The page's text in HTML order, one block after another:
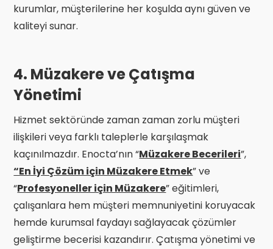
kurumlar, müşterilerine her koşulda aynı güven ve
kaliteyi sunar.
4. Müzakere ve Çatışma
Yönetimi
Hizmet sektöründe zaman zaman zorlu müşteri
ilişkileri veya farklı taleplerle karşılaşmak
kaçınılmazdır. Enocta’nın “Müzakere Becerileri”,
“En İyi Çözüm için Müzakere Etmek” ve
“Profesyoneller için Müzakere” eğitimleri,
çalışanlara hem müşteri memnuniyetini koruyacak
hemde kurumsal faydayı sağlayacak çözümler
geliştirme becerisi kazandırır. Çatışma yönetimi ve